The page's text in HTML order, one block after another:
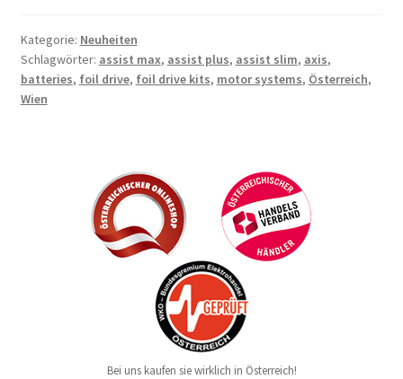
Kategorie: Neuheiten
Schlagwörter: assist max, assist plus, assist slim, axis,
batteries, foil drive, foil drive kits, motor systems, Österreich,
Wien
Bei uns kaufen sie wirklich in Österreich!